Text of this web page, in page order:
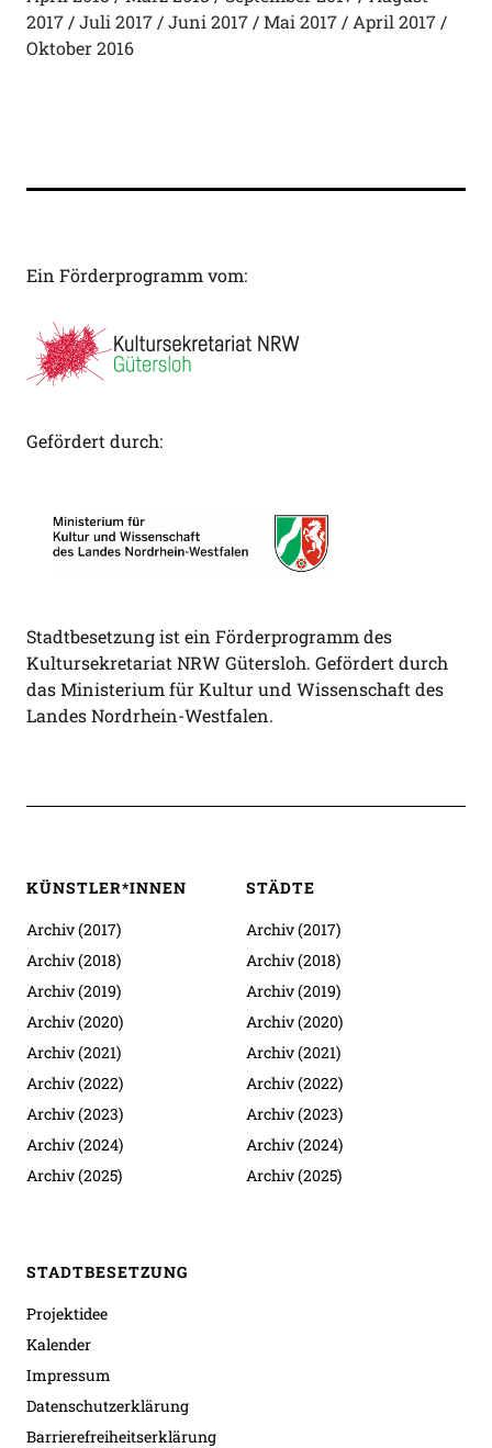
2017
Juli 2017 Juni 2017 Mai 2017
April 2017
Oktober 2016
Ein Förderprogramm vom:
Gefördert durch:
Stadtbesetzung ist ein Förderprogramm des
Kultursekretariat NRW Gütersloh. Gefördert durch
das Ministerium für Kultur und Wissenschaft des
Landes Nordrhein-Westfalen.
KÜNSTLER*INNEN
Archiv (2017)
Archiv (2018)
Archiv (2019)
Archiv (2020)
Archiv (2021)
Archiv (2022)
Archiv (2023)
Archiv (2024)
Archiv (2025)
STÄDTE
Archiv (2017)
Archiv (2018)
Archiv (2019)
Archiv (2020)
Archiv (2021)
Archiv (2022)
Archiv (2023)
Archiv (2024)
Archiv (2025)
STADTBESETZUNG
Projektidee
Kalender
Impressum
Datenschutzerklärung
Barrierefreiheitserklärung